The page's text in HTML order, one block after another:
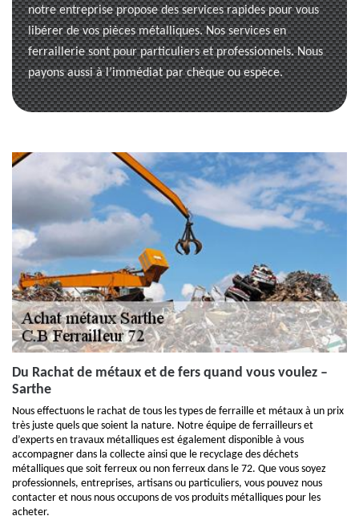
notre entreprise propose des services rapides pour vous
libérer de vos pièces métalliques. Nos services en
ferraillerie sont pour particuliers et professionnels. Nous
payons aussi à l’immédiat par chèque ou espèce.
Du Rachat de métaux et de fers quand vous voulez –
Sarthe
Nous effectuons le rachat de tous les types de ferraille et métaux à un prix
très juste quels que soient la nature. Notre équipe de ferrailleurs et
d’experts en travaux métalliques est également disponible à vous
accompagner dans la collecte ainsi que le recyclage des déchets
métalliques que soit ferreux ou non ferreux dans le 72. Que vous soyez
professionnels, entreprises, artisans ou particuliers, vous pouvez nous
contacter et nous nous occupons de vos produits métalliques pour les
acheter.